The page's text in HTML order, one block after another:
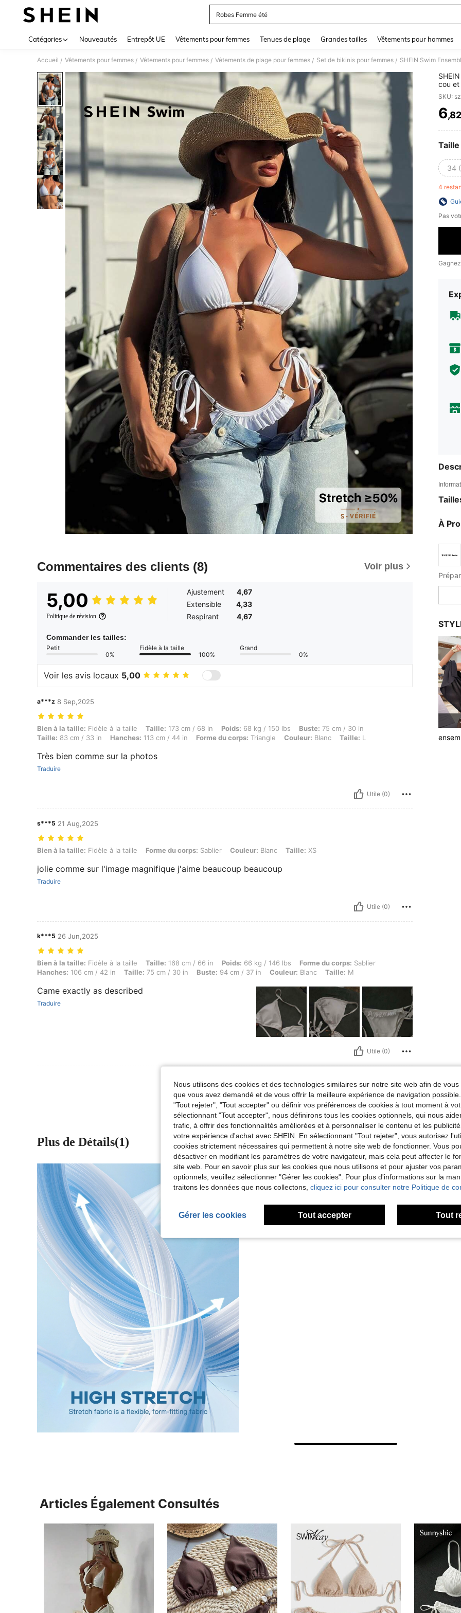
Robes Femme été
Catégories Nouveautés Entrepôt UE Vêtements pour femmes Tenues de plage Grandes tailles Vêtements pour hommes
Accueil / Vêtements pour femmes / Vêtements pour femmes / Vêtements de plage pour femmes / Set de bikinis pour femmes /
Commentaires des clients (8) Voir plus
5,00
Politique de révision
Ajustement
4,67
Extensible
4,33
Respirant
4,67
Commander les tailles:
Petit
0%
Fidèle à la taille
100%
Grand
0%
Voir les avis locaux 5,00
a***z 8 Sep,2025
Bien à la taille: Fidèle à la taille, Taille: 173 cm / 68 in, Poids: 68 kg / 150 lbs, Buste: 75 cm / 30 in, Taille: 83 cm / 33 in, Hanches: 113 cm / 44 in,
Bien à la taille: Fidèle à la taille Taille: 173 cm / 68 in Poids: 68 kg / 150 lbs Buste: 75 cm / 30 in
Taille: 83 cm / 33 in Hanches: 113 cm / 44 in Forme du corps: Triangle Couleur: Blanc Taille: L
Très bien comme sur la photos
Traduire
Utile (0)
s***5 21 Aug,2025
Bien à la taille: Fidèle à la taille, Forme du corps: Sablier, Couleur: Blanc, Taille: XS
Bien à la taille: Fidèle à la taille Forme du corps: Sablier Couleur: Blanc Taille: XS
jolie comme sur l'image magnifique j'aime beaucoup beaucoup
Traduire
Utile (0)
k***5 26 Jun,2025
Bien à la taille: Fidèle à la taille, Taille: 168 cm / 66 in, Poids: 66 kg / 146 lbs, Forme du corps: Sablier, Hanches: 106 cm / 42 in, Taille: 75 cm / 30 in,
Bien à la taille: Fidèle à la taille Taille: 168 cm / 66 in Poids: 66 kg / 146 lbs Forme du corps: Sablier
Hanches: 106 cm / 42 in Taille: 75 cm / 30 in Buste: 94 cm / 37 in Couleur: Blanc Taille: M
Came exactly as described
Traduire
Utile (0)
cou et
plage
SKU:
6
Taille
34
4
Pas
À
Plus de Détails(1)
Articles Également Consultés
Nous utilisons des cookies et des technologies similaires sur notre site web afin de
que vous avez demandé et de vous offrir la meilleure expérience de navigation
"Tout rejeter", "Tout accepter" ou définir vos préférences de cookies à tout moment à
sélectionnant "Tout accepter", nous définirons tous les cookies optionnels, qui nous
trafic, à offrir des fonctionnalités améliorées et à personnaliser le contenu et les
votre expérience d'achat avec SHEIN. En sélectionnant "Tout rejeter", vous autorisez
cookies strictement nécessaires qui permettent à notre site web de fonctionner. Vous
désactiver en modifiant les paramètres de votre navigateur, mais cela peut affecter le
site web. Pour en savoir plus sur les cookies que nous utilisons et pour ajuster vos
optionnels, veuillez sélectionner "Gérer les cookies". Pour plus d'informations sur la
traitons les données que nous collectons, cliquez ici pour consulter notre Politique de
Gérer les cookies Tout accepter Tout